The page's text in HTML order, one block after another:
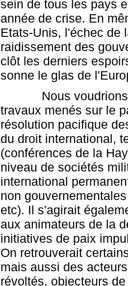
sein de tous les pays
année de crise. En
Etats-Unis, l'échec de
raidissement des
clôt les derniers
sonne le glas de
Nous voudrions
travaux menés sur le
résolution pacifique
du droit international,
(conférences de la
niveau de sociétés
international
non
etc). Il s'agirait
aux animateurs de la
initiatives de paix
On retrouverait
mais aussi des
révoltés, objecteurs